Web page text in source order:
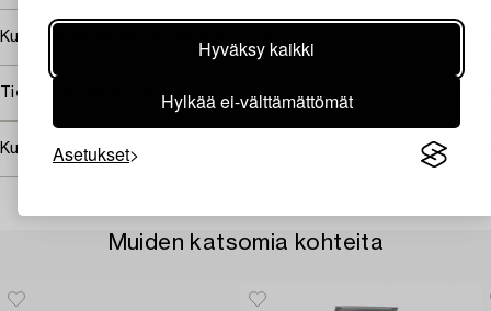
Hyväksy kaikki
Hylkää ei-välttämättömät
Asetukset
Kuuluu jälleenmyyntikorvauksen piiriin
Tietoa ostamisesta
Kuvan käyttöoikeudet
Muiden katsomia kohteita